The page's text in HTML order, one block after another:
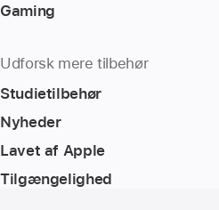
Gaming
Udforsk mere tilbehør
Studietilbehør
Nyheder
Lavet af Apple
Tilgængelighed